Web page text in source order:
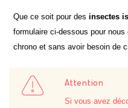
Que ce soit pour desinsectes
formulaire ci-dessous pour
chrono et sans avoir besoin de
Attention
Si vous avez